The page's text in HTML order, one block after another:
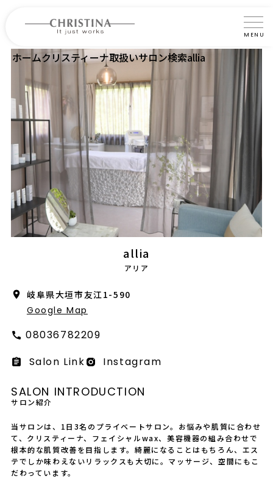
MENU
クリスティーナについて
製品について
製品の使い方
サロントリートメント
サロン検索
よくあるご質問
認定インストラクター・トレーナー紹介
採用情報
製品導入について
お問い合わせ
プライバシーポリシー
ホームクリスティーナ取扱いサロン検索allia
allia
アリア
岐阜県大垣市友江1-590
Google Map
08036782209
Salon Link
Instagram
SALON INTRODUCTION
サロン紹介
当サロンは、1日3名のプライベートサロン。お悩みや肌質に合わせ
て、クリスティーナ、フェイシャルwax、美容機器の組み合わせで
根本的な肌質改善を目指します。綺麗になることはもちろん、エス
テでしか味わえないリラックスも大切に。マッサージ、空間にもこ
だわっています。